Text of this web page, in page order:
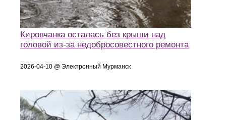
Кировчанка осталась без крыши над
головой из-за недобросовестного ремонта
2026-04-10 @ Электронный Мурманск